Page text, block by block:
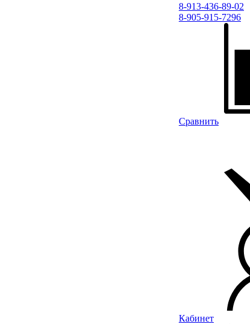
8-913-436-89-02
8-905-915-7296
Сравнить
Кабинет